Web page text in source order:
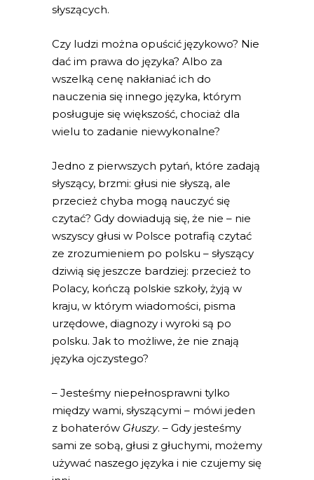
słyszących.
Czy ludzi można opuścić językowo? Nie
dać im prawa do języka? Albo za
wszelką cenę nakłaniać ich do
nauczenia się innego języka, którym
posługuje się większość, chociaż dla
wielu to zadanie niewykonalne?
Jedno z pierwszych pytań, które zadają
słyszący, brzmi: głusi nie słyszą, ale
przecież chyba mogą nauczyć się
czytać? Gdy dowiadują się, że nie – nie
wszyscy głusi w Polsce potrafią czytać
ze zrozumieniem po polsku – słyszący
dziwią się jeszcze bardziej: przecież to
Polacy, kończą polskie szkoły, żyją w
kraju, w którym wiadomości, pisma
urzędowe, diagnozy i wyroki są po
polsku. Jak to możliwe, że nie znają
języka ojczystego?
– Jesteśmy niepełnosprawni tylko
między wami, słyszącymi – mówi jeden
z bohaterów Głuszy. – Gdy jesteśmy
sami ze sobą, głusi z głuchymi, możemy
używać naszego języka i nie czujemy się